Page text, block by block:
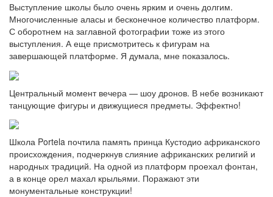
Выступление школы было очень ярким и очень долгим.
Многочисленные аласы и бесконечное количество платформ.
С оборотнем на заглавной фотографии тоже из этого
выступления. А еще присмотритесь к фигурам на
завершающей платформе. Я думала, мне показалось.
Центральный момент вечера — шоу дронов. В небе возникают
танцующие фигуры и движущиеся предметы. Эффектно!
Школа Portela почтила память принца Кустодио африканского
происхождения, подчеркнув слияние африканских религий и
народных традиций. На одной из платформ проехал фонтан,
а в конце орел махал крыльями. Поражают эти
монументальные конструкции!